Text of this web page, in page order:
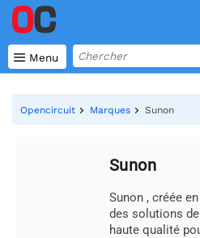
 Menu
Opencircuit Marques Sunon
Sunon
Sunon , créée
des solutions
haute qualité